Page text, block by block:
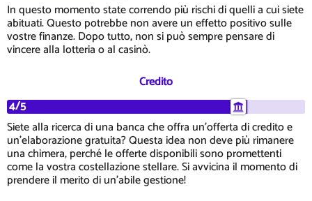
In questo momento state correndo più rischi di quelli a cui siete
abituati. Questo potrebbe non avere un effetto positivo sulle
vostre finanze. Dopo tutto, non si può sempre pensare di
vincere alla lotteria o al casinò.
Credito
4/5
Siete alla ricerca di una banca che offra un'offerta di credito e
un'elaborazione gratuita? Questa idea non deve più rimanere
una chimera, perché le offerte disponibili sono promettenti
come la vostra costellazione stellare. Si avvicina il momento di
prendere il merito di un'abile gestione!